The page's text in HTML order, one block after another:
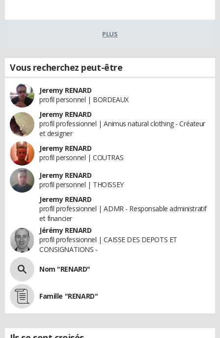
PLUS
Vous recherchez peut-être
Jeremy RENARD
profil personnel | BORDEAUX
Jeremy RENARD
profil professionnel | Animus natural clothing - Créateur
et designer
Jeremy RENARD
profil personnel | COUTRAS
Jeremy RENARD
profil personnel | THOISSEY
Jeremy RENARD
profil professionnel | ADMR - Responsable administratif
et financier
Jérémy RENARD
profil professionnel | CAISSE DES DEPOTS ET
CONSIGNATIONS -
Nom "RENARD"
Famille "RENARD"